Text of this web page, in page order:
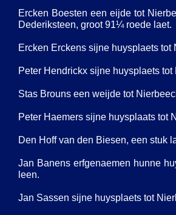
Ercken Boesten een eijde tot
Dederiksteen, groot 91¼ roede laet.
Ercken Erckens sijne huysplaets tot
Peter Hendrickx sijne huysplaets
Stas Brouns een weijde tot
Peter Haemers sijne huysplaats tot
Den Hoff van den Biesen, een stuk
Jan Banens erfgenaemen hunne
leen.
Jan Sassen sijne huysplaets tot